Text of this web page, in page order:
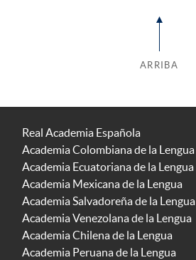
ARRIBA
Real Academia Española
Academia Colombiana de la Lengua
Academia Ecuatoriana de la Lengua
Academia Mexicana de la Lengua
Academia Salvadoreña de la Lengua
Academia Venezolana de la Lengua
Academia Chilena de la Lengua
Academia Peruana de la Lengua